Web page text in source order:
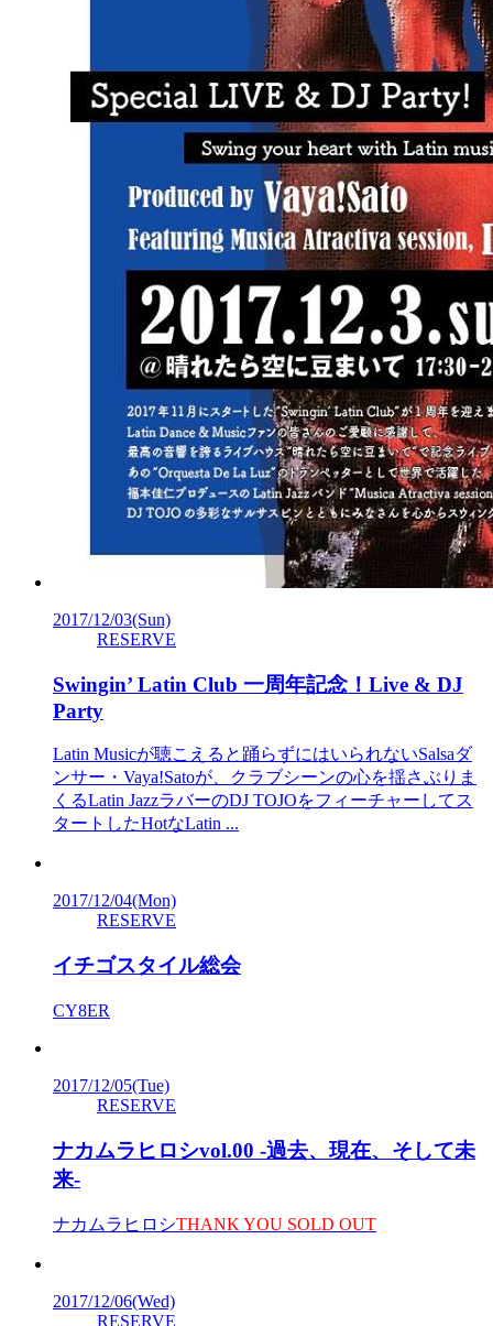
2017/12/03(Sun)
RESERVE
Swingin’ Latin Club 一周年記念！Live & DJ
Party
Latin Musicが聴こえると踊らずにはいられないSalsaダ
ンサー・Vaya!Satoが、クラブシーンの心を揺さぶりま
くるLatin JazzラバーのDJ TOJOをフィーチャーしてス
タートしたHotなLatin ...
2017/12/04(Mon)
RESERVE
イチゴスタイル総会
CY8ER
2017/12/05(Tue)
RESERVE
ナカムラヒロシvol.00 -過去、現在、そして未
来-
ナカムラヒロシTHANK YOU SOLD OUT
2017/12/06(Wed)
RESERVE